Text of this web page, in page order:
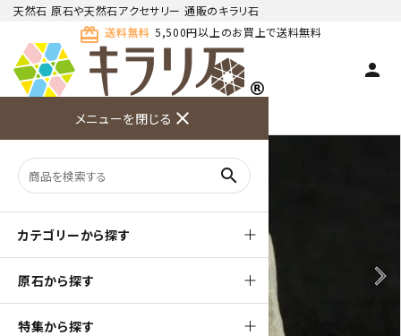
天然石 原石や天然石アクセサリー 通販のキラリ石
card_giftcard 送料無料 5,500円以上のお買上で送料無料
person
わせ ド
メニューを閉じる close
search
カテゴリーから探す
原石から探す
特集から探す
天然石 原石 クンツァイト 原石
arrow_back_ios arrow_forward_ios